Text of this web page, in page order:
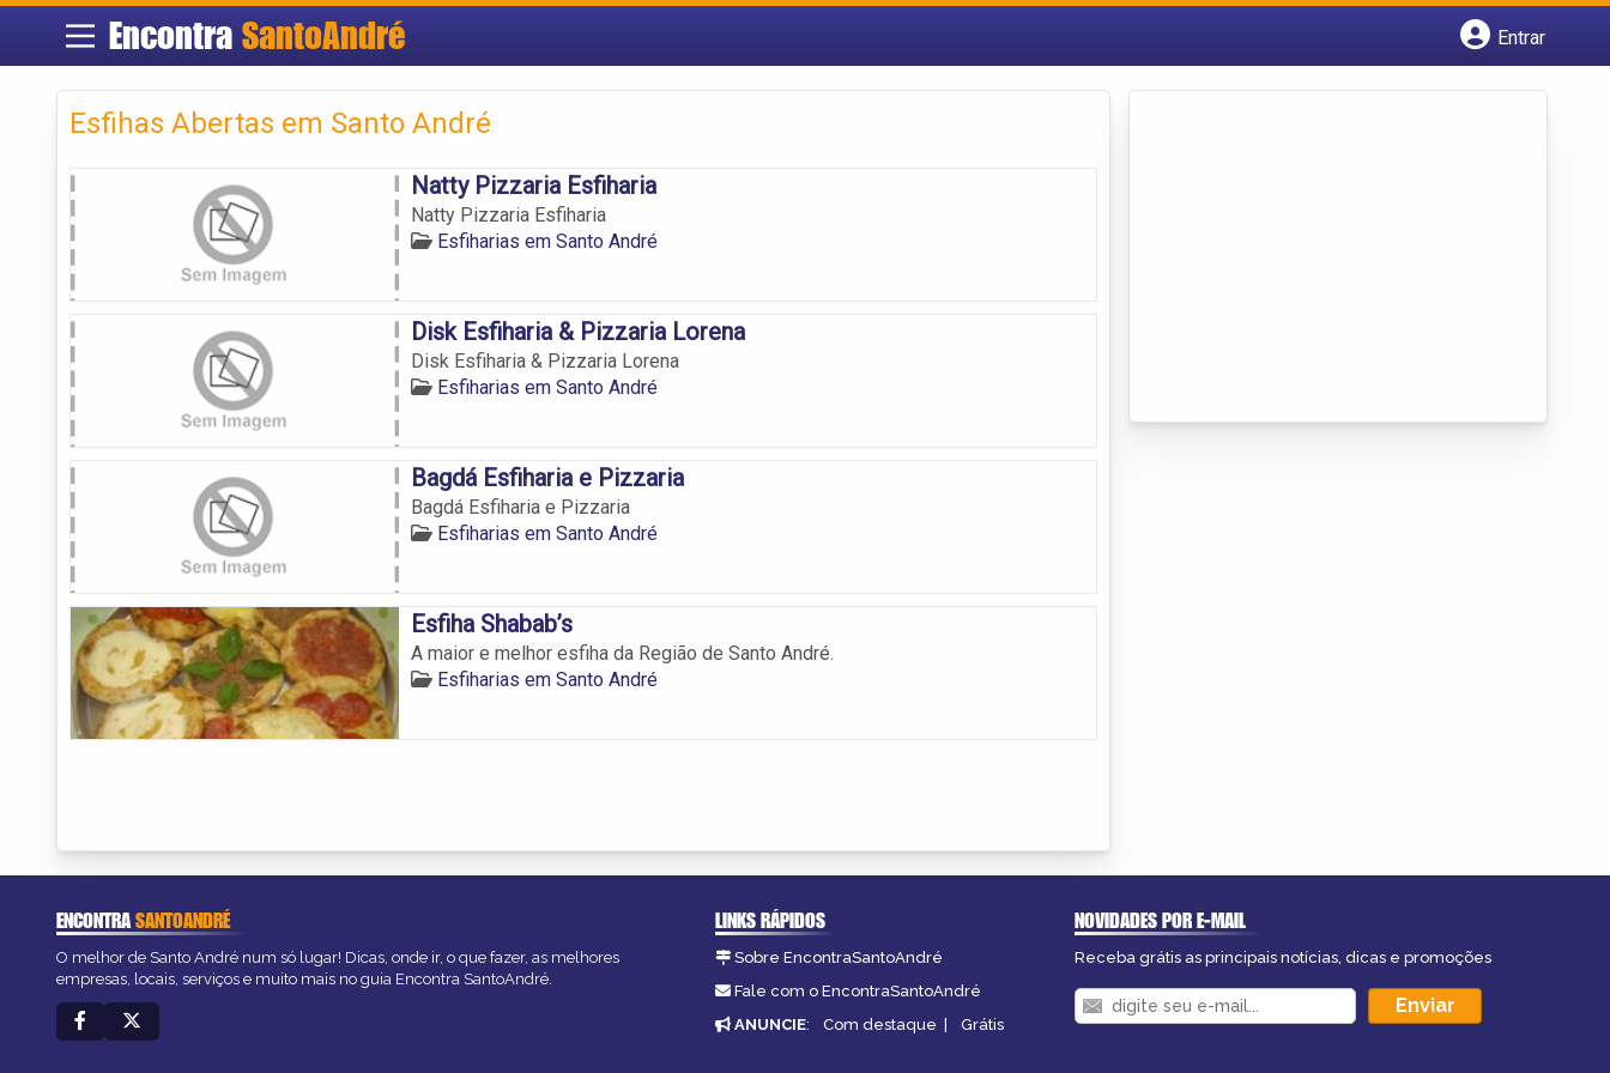
Encontra SantoAndré
Entrar
Esfihas Abertas em Santo André
Natty Pizzaria Esfiharia
Natty Pizzaria Esfiharia
Esfiharias em Santo André
Disk Esfiharia & Pizzaria Lorena
Disk Esfiharia & Pizzaria Lorena
Esfiharias em Santo André
Bagdá Esfiharia e Pizzaria
Bagdá Esfiharia e Pizzaria
Esfiharias em Santo André
Esfiha Shabab’s
A maior e melhor esfiha da Região de Santo André.
Esfiharias em Santo André
ENCONTRASANTOANDRÉ
O melhor de Santo André num só lugar! Dicas, onde ir, o que fazer, as melhores
empresas, locais, serviços e muito mais no guia Encontra SantoAndré.
LINKS RÁPIDOS
Sobre EncontraSantoAndré
Fale com o EncontraSantoAndré
ANUNCIE: Com destaque | Grátis
NOVIDADES POR E-MAIL
Receba grátis as principais notícias, dicas e promoções